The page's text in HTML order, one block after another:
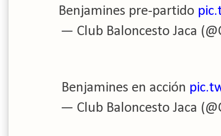
Benjamines pre-partido
— Club Baloncesto Jaca
Benjamines en acción
— Club Baloncesto Jaca